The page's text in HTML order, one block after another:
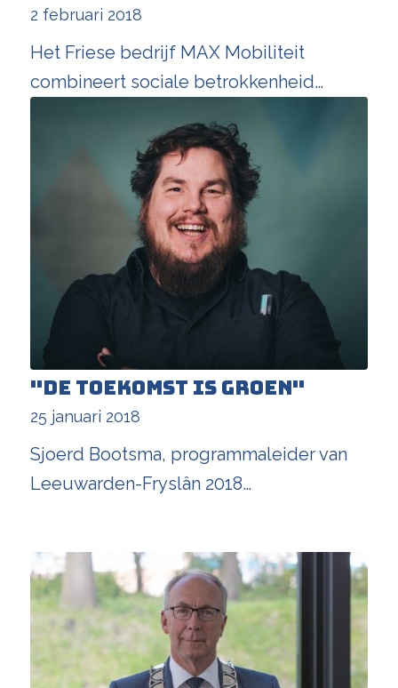
2 februari 2018
Het Friese bedrijf MAX Mobiliteit
combineert sociale betrokkenheid…
"De toekomst is groen"
25 januari 2018
Sjoerd Bootsma, programmaleider van
Leeuwarden-Fryslân 2018…